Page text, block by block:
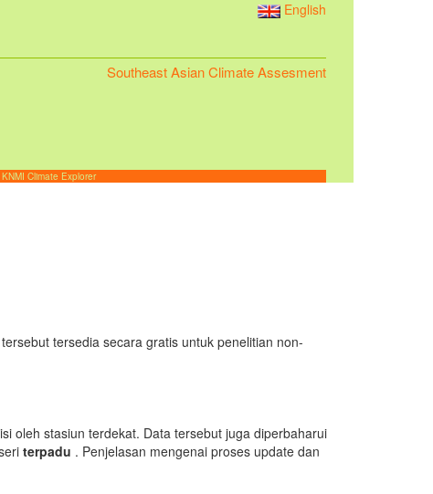
English
Southeast Asian Climate Assesment
KNMI Climate Explorer
tersedia secara gratis untuk penelitian non-
oleh stasiun terdekat. Data tersebut juga diperbaharui
terpadu . Penjelasan mengenai proses update dan